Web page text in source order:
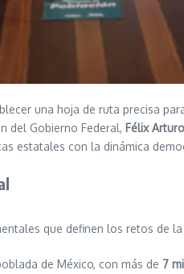
una hoja de ruta precisa
del Gobierno Federal, Félix
estatales con la dinámica
que definen los retos de
de México, con más de 7